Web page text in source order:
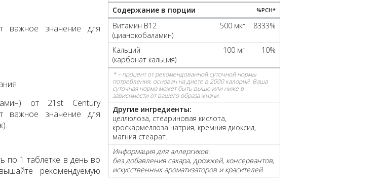
важное значение для
от 21st Century
важное значение для
по 1 таблетке в день во
рекомендуемую
Содержание в порции
%РСН*
Витамин B12 500 мкг
8333%
(цианокобаламин)
Кальций
100 мг
10%
(карбонат кальция)
* – процент от рекомендованной суточной нормы
потребления, основан на диете в 2000 калорий. Ваша
суточная норма может быть выше или ниже в
зависимости от вашего образа жизни.
Другие ингредиенты:
целлюлоза, стеариновая кислота,
кроскармеллоза натрия, кремния диоксид,
магния стеарат.
Информация для аллергиков:
без добавления сахара, дрожжей, консервантов,
искусственных ароматизаторов и красителей.